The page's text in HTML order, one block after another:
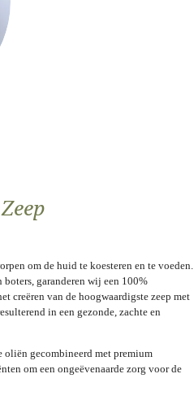
om de huid te koesteren en te voeden.
garanderen wij een 100%
creëren van de hoogwaardigste zeep met
in een gezonde, zachte en
oliën gecombineerd met premium
om een ongeëvenaarde zorg voor de